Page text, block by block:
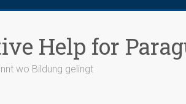
Help for
wo Bildung gelingt